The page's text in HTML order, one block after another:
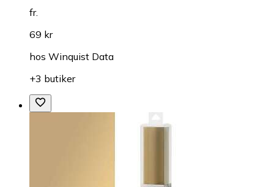
fr.
69 kr
hos Winquist Data
+3 butiker